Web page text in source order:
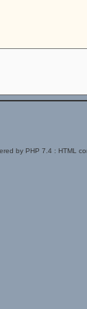
by PHP 7.4 : HTML